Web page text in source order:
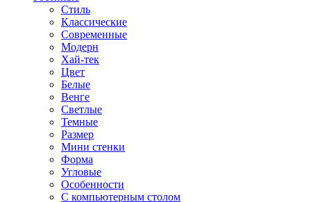
Стиль
Классические
Современные
Модерн
Хай-тек
Цвет
Белые
Венге
Светлые
Темные
Размер
Мини стенки
Форма
Угловые
Особенности
С компьютерным столом